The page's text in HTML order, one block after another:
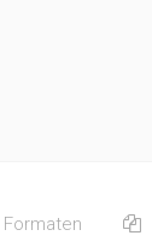
Formaten